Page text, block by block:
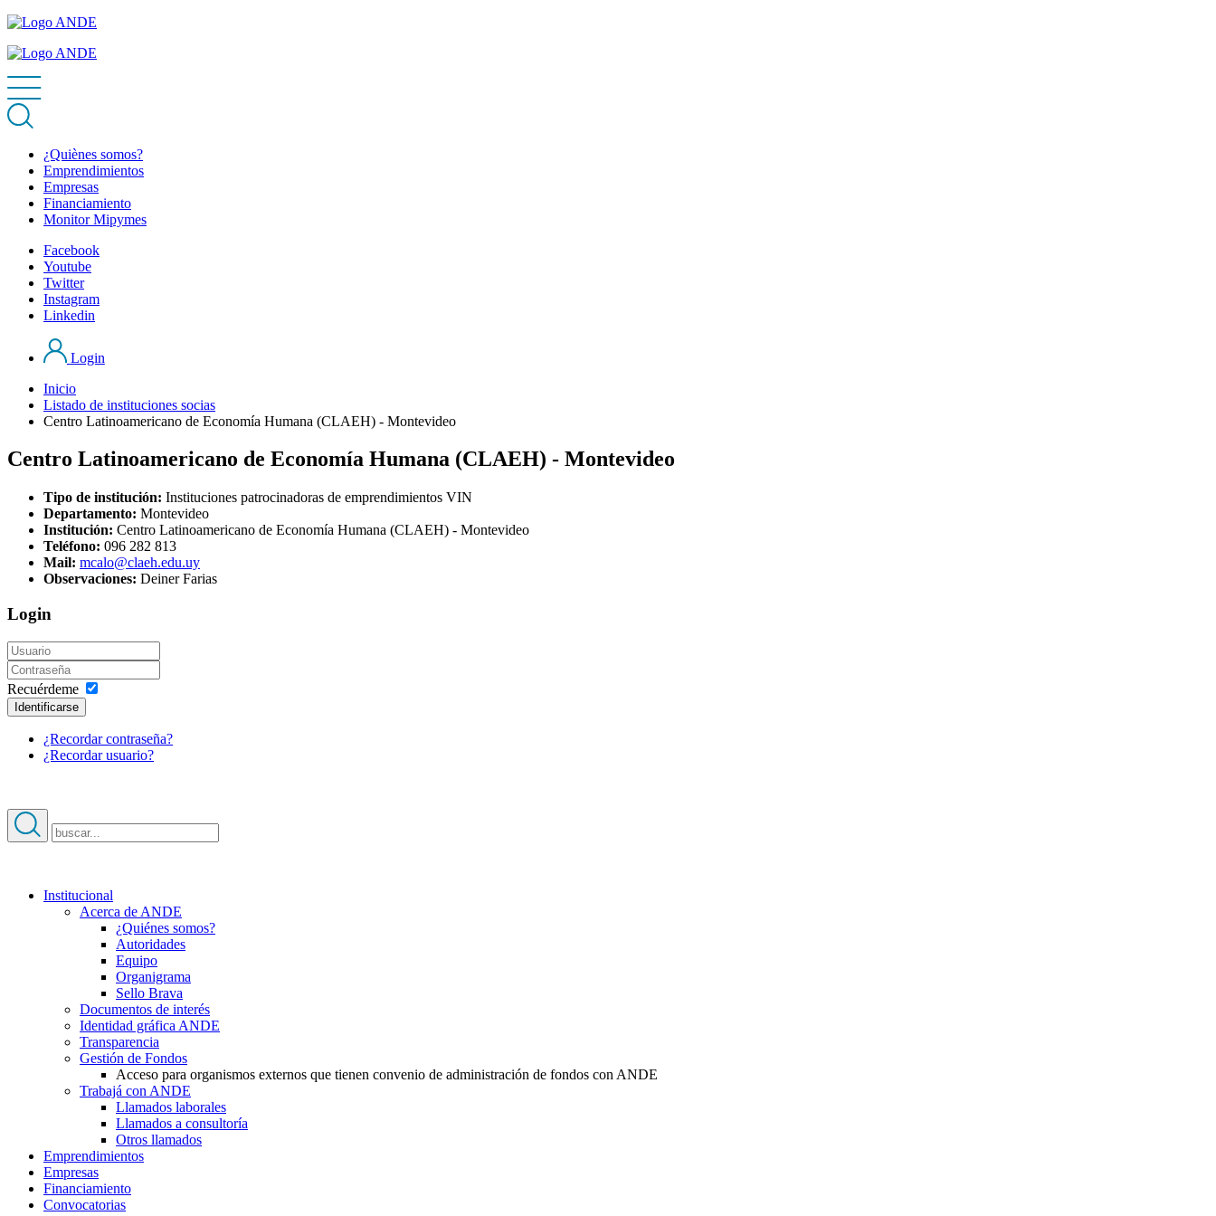
¿Quiènes somos?
Emprendimientos
Empresas
Financiamiento
Monitor Mipymes
Facebook
Youtube
Twitter
Instagram
Linkedin
Login
Inicio
Listado de instituciones socias
Centro Latinoamericano de Economía Humana (CLAEH) - Montevideo
Centro Latinoamericano de Economía Humana (CLAEH) - Montevideo
Tipo de institución: Instituciones patrocinadoras de emprendimientos VIN
Departamento: Montevideo
Institución: Centro Latinoamericano de Economía Humana (CLAEH) - Montevideo
Teléfono: 096 282 813
Mail: mcalo@claeh.edu.uy
Observaciones: Deiner Farias
Login
Recuérdeme
Identificarse
¿Recordar contraseña?
¿Recordar usuario?
Institucional
Acerca de ANDE
¿Quiénes somos?
Autoridades
Equipo
Organigrama
Sello Brava
Documentos de interés
Identidad gráfica ANDE
Transparencia
Gestión de Fondos
Acceso para organismos externos que tienen convenio de administración de fondos con ANDE
Trabajá con ANDE
Llamados laborales
Llamados a consultoría
Otros llamados
Emprendimientos
Empresas
Financiamiento
Convocatorias